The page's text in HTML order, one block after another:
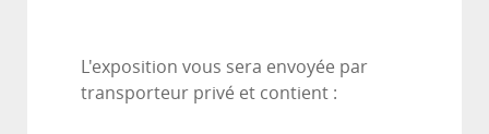
L'exposition vous sera envoyée par
transporteur privé et contient :